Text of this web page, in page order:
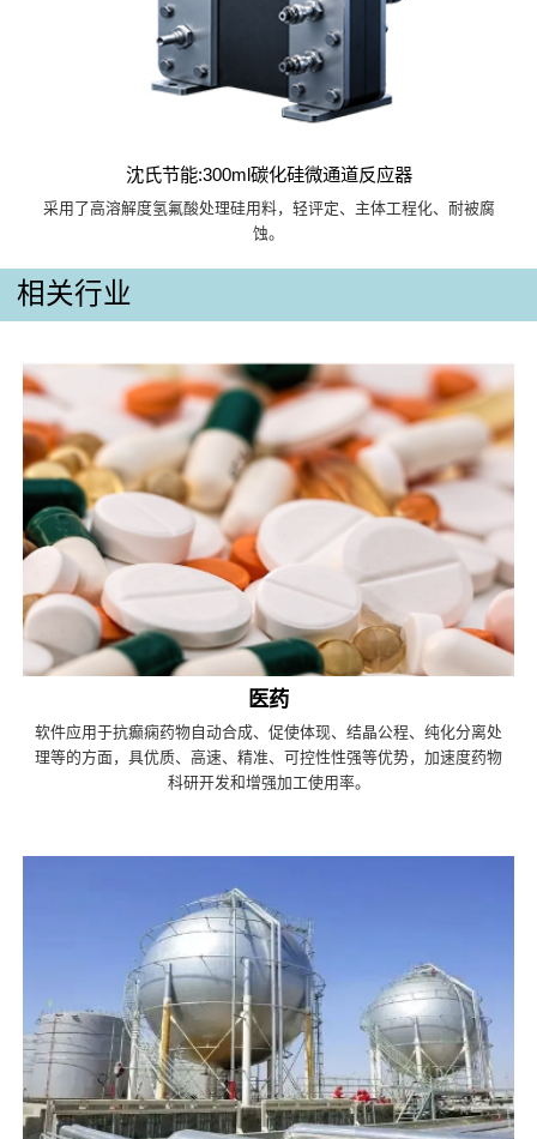
沈氏节能:300ml碳化硅微通道反应器
采用了高溶解度氢氟酸处理硅用料，轻评定、主体工程化、耐被腐
蚀。
相关行业
医药
软件应用于抗癫痫药物自动合成、促使体现、结晶公程、纯化分离处
理等的方面，具优质、高速、精准、可控性性强等优势，加速度药物
科研开发和增强加工使用率。